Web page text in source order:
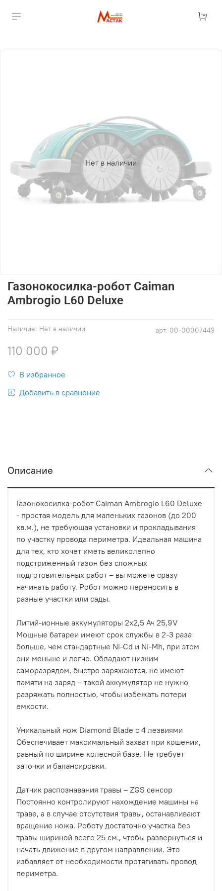
Нет в наличии
арт. 00-00007449
Наличие: Нет в наличии
Газонокосилка-робот Caiman
Ambrogio L60 Deluxe
110 000 ₽
В избранное
Добавить в сравнение
Описание
Газонокосилка-робот Caiman Ambrogio L60 Deluxe
- простая модель для маленьких газонов (до 200
кв.м.), не требующая установки и прокладывания
по участку провода периметра. Идеальная машина
для тех, кто хочет иметь великолепно
подстриженный газон без сложных
подготовительных работ – вы можете сразу
начинать работу. Робот можно переносить в
разные участки или сады.
Литий-ионные аккумуляторы 2х2,5 Ач 25,9V
Мощные батареи имеют срок службы в 2-3 раза
больше, чем стандартные Ni-Cd и Ni-Mh, при этом
они меньше и легче. Обладают низким
саморазрядом, быстро заряжаются, не имеют
памяти на заряд – такой аккумулятор не нужно
разряжать полностью, чтобы избежать потери
емкости.
Уникальный нож Diamond Blade с 4 лезвиями
Обеспечивает максимальный захват при кошении,
равный по ширине колесной базе. Не требует
заточки и балансировки.
Датчик распознавания травы – ZGS сенсор
Постоянно контролируют нахождение машины на
траве, а в случае отсутствия травы, останавливают
вращение ножа. Роботу достаточно участка без
травы шириной всего 25 см., чтобы развернуться и
начать движение в другом направлении. Это
избавляет от необходимости протягивать провод
периметра.